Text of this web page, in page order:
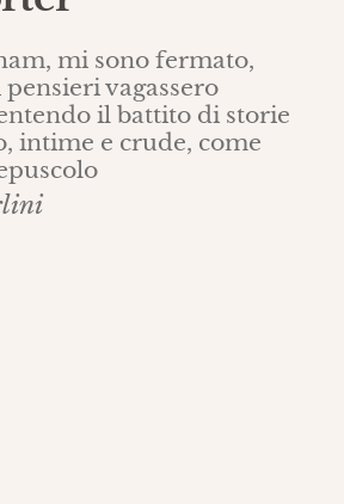
mi sono fermato,
vagassero
il battito di storie
intime e crude, come